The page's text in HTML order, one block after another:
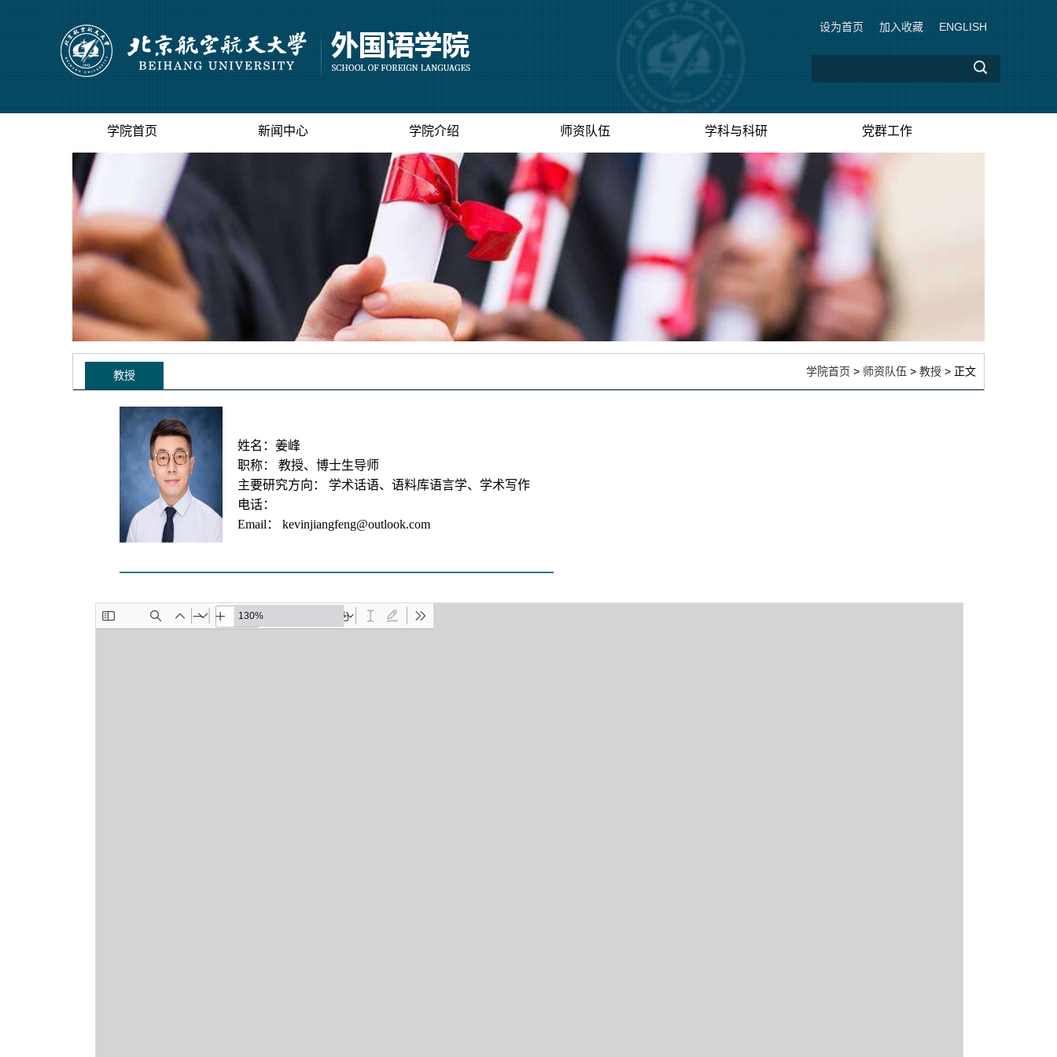
设为首页 加入收藏 ENGLISH
学院首页 新闻中心 学院介绍 师资队伍 学科与科研 党群工作
教授 学院首页 > 师资队伍 > 教授 > 正文
姓名：姜峰
职称： 教授、博士生导师
主要研究方向： 学术话语、语料库语言学、学术写作
电话：
Email： kevinjiangfeng@outlook.com
———————————————————————